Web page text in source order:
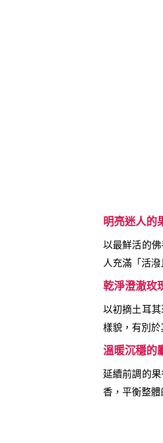
明亮迷人的
以最鮮活的
人充滿「活潑
乾淨澄澈玫
以初摘土耳
樣貌，有別於
溫暖沉穩的
延續前調的
香，平衡整體